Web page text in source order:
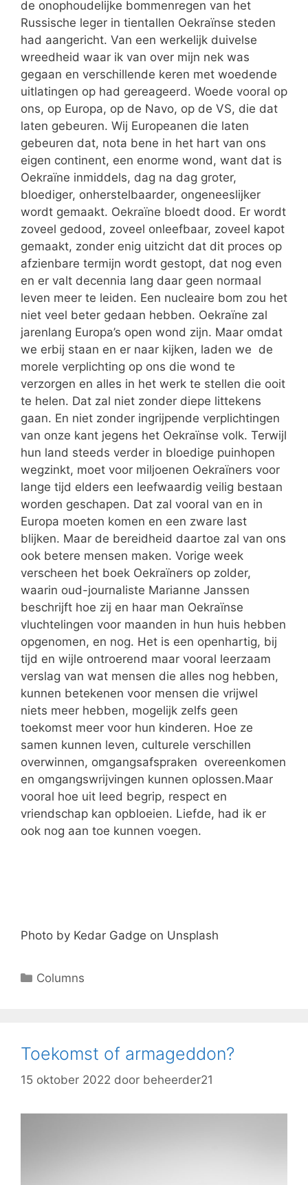
de onophoudelijke bommenregen van het
Russische leger in tientallen Oekraïnse steden
had aangericht. Van een werkelijk duivelse
wreedheid waar ik van over mijn nek was
gegaan en verschillende keren met woedende
uitlatingen op had gereageerd. Woede vooral op
ons, op Europa, op de Navo, op de VS, die dat
laten gebeuren. Wij Europeanen die laten
gebeuren dat, nota bene in het hart van ons
eigen continent, een enorme wond, want dat is
Oekraïne inmiddels, dag na dag groter,
bloediger, onherstelbaarder, ongeneeslijker
wordt gemaakt. Oekraïne bloedt dood. Er wordt
zoveel gedood, zoveel onleefbaar, zoveel kapot
gemaakt, zonder enig uitzicht dat dit proces op
afzienbare termijn wordt gestopt, dat nog even
en er valt decennia lang daar geen normaal
leven meer te leiden. Een nucleaire bom zou het
niet veel beter gedaan hebben. Oekraïne zal
jarenlang Europa’s open wond zijn. Maar omdat
we erbij staan en er naar kijken, laden we de
morele verplichting op ons die wond te
verzorgen en alles in het werk te stellen die ooit
te helen. Dat zal niet zonder diepe littekens
gaan. En niet zonder ingrijpende verplichtingen
van onze kant jegens het Oekraïnse volk. Terwijl
hun land steeds verder in bloedige puinhopen
wegzinkt, moet voor miljoenen Oekraïners voor
lange tijd elders een leefwaardig veilig bestaan
worden geschapen. Dat zal vooral van en in
Europa moeten komen en een zware last
blijken. Maar de bereidheid daartoe zal van ons
ook betere mensen maken. Vorige week
verscheen het boek Oekraïners op zolder,
waarin oud-journaliste Marianne Janssen
beschrijft hoe zij en haar man Oekraïnse
vluchtelingen voor maanden in hun huis hebben
opgenomen, en nog. Het is een openhartig, bij
tijd en wijle ontroerend maar vooral leerzaam
verslag van wat mensen die alles nog hebben,
kunnen betekenen voor mensen die vrijwel
niets meer hebben, mogelijk zelfs geen
toekomst meer voor hun kinderen. Hoe ze
samen kunnen leven, culturele verschillen
overwinnen, omgangsafspraken overeenkomen
en omgangswrijvingen kunnen oplossen.Maar
vooral hoe uit leed begrip, respect en
vriendschap kan opbloeien. Liefde, had ik er
ook nog aan toe kunnen voegen.
Photo by Kedar Gadge on Unsplash
Columns
Toekomst of armageddon?
15 oktober 2022 door beheerder21